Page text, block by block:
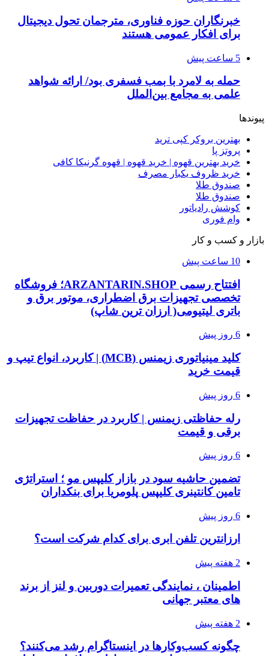
خبرنگاران حوزه فناوری، مترجمان تحول دیجیتال
برای افکار عمومی هستند
5 ساعت پیش
حمله به لامرد با بمب فسفری بود/ ارائه شواهد
علمی به مجامع بین‌الملل
پیوندها
بهترین بروکر کپی ترید
پروتز پا
خرید بهترین قهوه | خرید قهوه | قهوه گرنیکا کافی
خرید ظروف یکبار مصرف
صندوق طلا
صندوق طلا
کوشش رادیاتور
وام فوری
بازار و کسب و کار
10 ساعت پیش
افتتاح رسمی ARZANTARIN.SHOP؛ فروشگاه
تخصصی تجهیزات برق اضطراری، موتور برق و
باتری لیتیومی( ارزان ترین شاپ)
6 روز پیش
کلید مینیاتوری زیمنس (MCB) | کاربرد، انواع تیپ و
قیمت خرید
6 روز پیش
رله حفاظتی زیمنس | کاربرد در حفاظت تجهیزات
برقی و قیمت
6 روز پیش
تضمین حاشیه سود در بازار کلیپس مو ؛ استراتژی
تامین کانتینری کلیپس پلومریا برای بنکداران
6 روز پیش
ارزانترین تلفن ابری برای کدام شرکت است؟
2 هفته پیش
اطمینان ، نمایندگی تعمیرات دوربین و لنز از برند
های معتبر جهانی
2 هفته پیش
چگونه کسب‌وکارها در اینستاگرام رشد می‌کنند؟